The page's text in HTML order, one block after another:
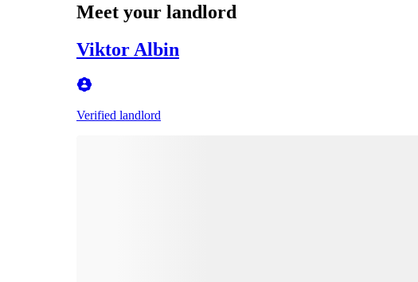
Meet your landlord
Viktor Albin
Verified landlord